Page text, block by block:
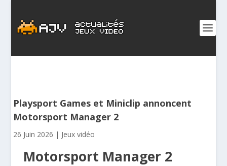
Playsport Games et Miniclip annoncent
Motorsport Manager 2
26 Juin 2026 | Jeux vidéo
Motorsport Manager 2